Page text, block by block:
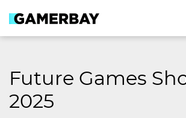
content
Future Games
2025